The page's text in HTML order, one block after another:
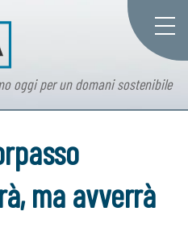
oggi per un domani sostenibile
ma avverrà